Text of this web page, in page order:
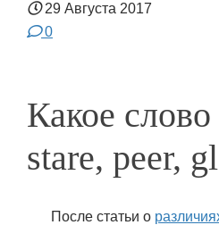
29 Августа 2017
0
Какое
stare, peer,
После статьи о